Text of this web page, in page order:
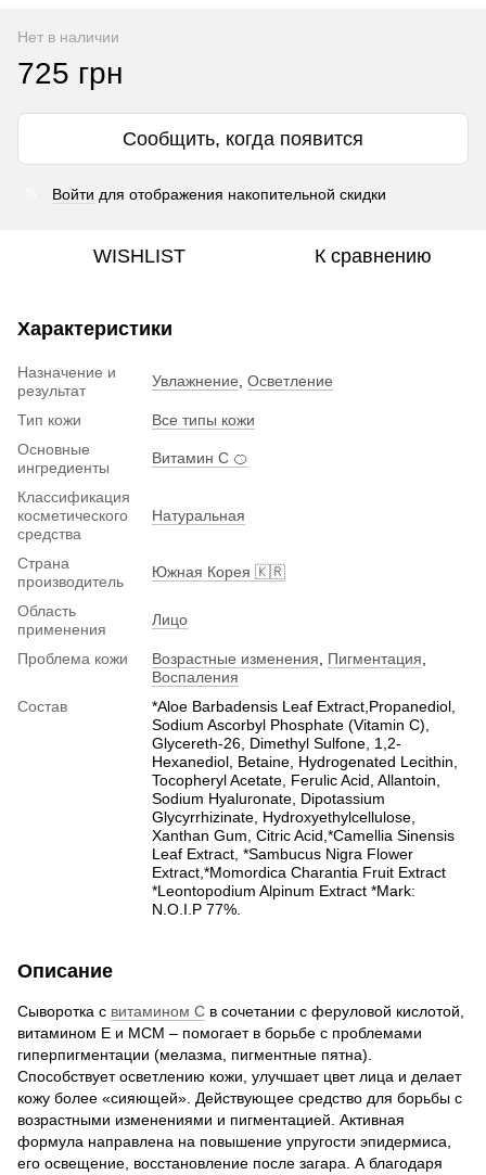
Нет в наличии
725 грн
Сообщить, когда появится
Войти для отображения накопительной скидки
WISHLIST К сравнению
Характеристики
Назначение и
результат
Увлажнение Осветление
Тип кожи
Все типы кожи
Основные
ингредиенты
Витамин C 🍊
Классификация
косметического
средства
Натуральная
Страна
производитель
Южная Корея 🇰🇷
Область
применения
Лицо
Проблема кожи Возрастные изменения Пигментация
Воспаления
Состав
*Aloe Barbadensis Leaf Extract,Propanediol,
Sodium Ascorbyl Phosphate (Vitamin C),
Glycereth-26, Dimethyl Sulfone, 1,2-
Hexanediol, Betaine, Hydrogenated Lecithin,
Tocopheryl Acetate, Ferulic Acid, Allantoin,
Sodium Hyaluronate, Dipotassium
Glycyrrhizinate, Hydroxyethylcellulose,
Xanthan Gum, Citric Acid,*Camellia Sinensis
Leaf Extract, *Sambucus Nigra Flower
Extract,*Momordica Charantia Fruit Extract
*Leontopodium Alpinum Extract *Mark:
N.O.I.P 77%.
Описание
Сыворотка с витамином С в сочетании с феруловой кислотой,
витамином Е и МСМ – помогает в борьбе с проблемами
гиперпигментации (мелазма, пигментные пятна).
Способствует осветлению кожи, улучшает цвет лица и делает
кожу более «сияющей». Действующее средство для борьбы с
возрастными изменениями и пигментацией. Активная
формула направлена на повышение упругости эпидермиса,
его освещение, восстановление после загара. А благодаря